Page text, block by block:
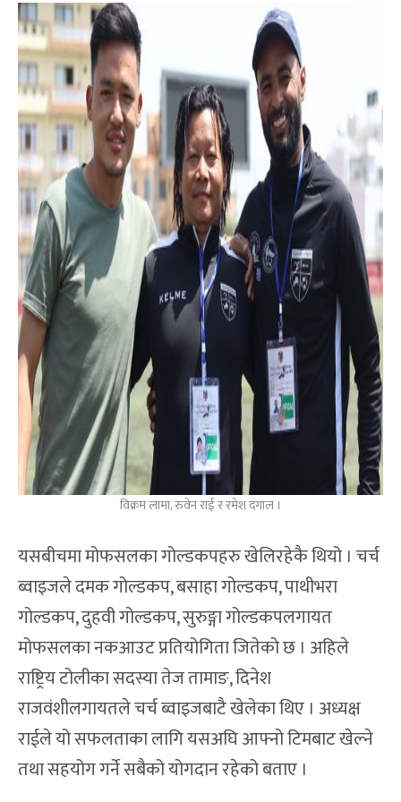
विक्रम लामा, रुवेन राई र रमेश दंगाल ।
यसबीचमा मोफसलका गोल्डकपहरु खेलिरहेकै थियो । चर्च
ब्वाइजले दमक गोल्डकप, बसाहा गोल्डकप, पाथीभरा
गोल्डकप, दुहवी गोल्डकप, सुरुङ्गा गोल्डकपलगायत
मोफसलका नकआउट प्रतियोगिता जितेको छ । अहिले
राष्ट्रिय टोलीका सदस्या तेज तामाङ, दिनेश
राजवंशीलगायतले चर्च ब्वाइजबाटै खेलेका थिए । अध्यक्ष
राईले यो सफलताका लागि यसअघि आफ्नो टिमबाट खेल्ने
तथा सहयोग गर्ने सबैको योगदान रहेको बताए ।